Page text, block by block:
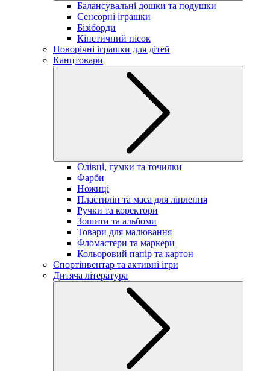
Балансувальні дошки та подушки
Сенсорні іграшки
Бізіборди
Кінетичний пісок
Новорічні іграшки для дітей
Канцтовари
Олівці, гумки та точилки
Фарби
Ножиці
Пластилін та маса для ліплення
Ручки та коректори
Зошити та альбоми
Товари для малювання
Фломастери та маркери
Кольоровий папір та картон
Спортінвентар та активні ігри
Дитяча література